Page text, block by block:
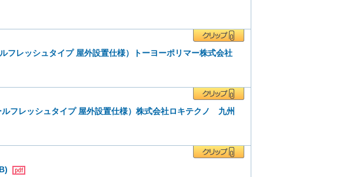
フレッシュタイプ 屋外設置仕様）トーヨーポリマー株式会社
フレッシュタイプ 屋外設置仕様）株式会社ロキテクノ 九州